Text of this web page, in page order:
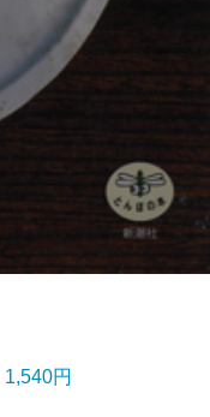
1,540円